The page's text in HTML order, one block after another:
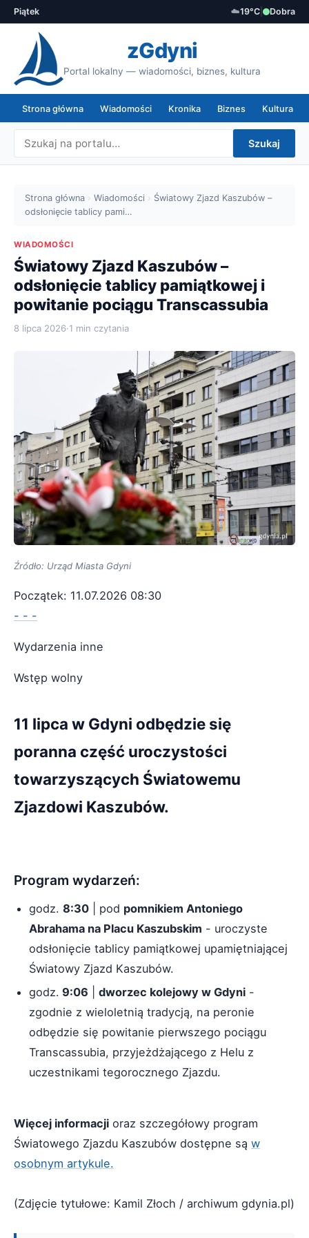
Piątek ☁️19°C Dobra
zGdyni
Portal lokalny — wiadomości, biznes, kultura
Strona główna Wiadomości Kronika Biznes Kultura
Szukaj
Strona główna › Wiadomości › Światowy Zjazd Kaszubów –
odsłonięcie tablicy pami…
WIADOMOŚCI
Światowy Zjazd Kaszubów –
odsłonięcie tablicy pamiątkowej i
powitanie pociągu Transcassubia
8 lipca 2026·1 min czytania
Źródło: Urząd Miasta Gdyni
Początek: 11.07.2026 08:30
- - -
Wydarzenia inne
Wstęp wolny
11 lipca w Gdyni odbędzie się
poranna część uroczystości
towarzyszących Światowemu
Zjazdowi Kaszubów.
Program wydarzeń:
godz. 8:30 | pod pomnikiem Antoniego
Abrahama na Placu Kaszubskim - uroczyste
odsłonięcie tablicy pamiątkowej upamiętniającej
Światowy Zjazd Kaszubów.
godz. 9:06 dworzec kolejowy w Gdyni -
zgodnie z wieloletnią tradycją, na peronie
odbędzie się powitanie pierwszego pociągu
Transcassubia, przyjeżdżającego z Helu z
uczestnikami tegorocznego Zjazdu.
Więcej informacji oraz szczegółowy program
Światowego Zjazdu Kaszubów dostępne są w
osobnym artykule.
(Zdjęcie tytułowe: Kamil Złoch / archiwum gdynia.pl)